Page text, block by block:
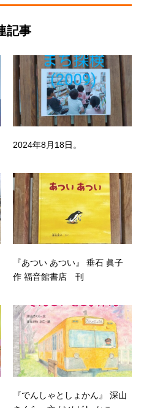
記事
2024年8月18日。
『あつい あつい』 垂石 眞子
作 福音館書店 刊
『でんしゃとしょかん』 深山